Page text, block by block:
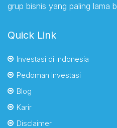
grup bisnis yang paling lama
Quick Link
Investasi di Indonesia
Pedoman Investasi
Blog
Karir
Disclaimer